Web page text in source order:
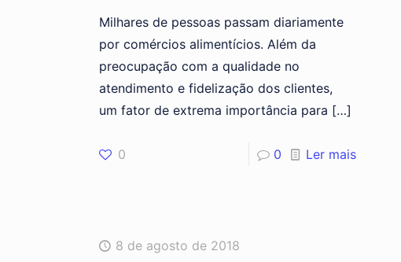
Milhares de pessoas passam diariamente
por comércios alimentícios. Além da
preocupação com a qualidade no
atendimento e fidelização dos clientes,
um fator de extrema importância para […]
0 0 Ler mais
8 de agosto de 2018